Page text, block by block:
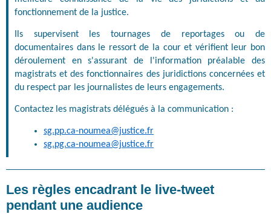
fonctionnement de la justice.
Ils supervisent les tournages de reportages ou de
documentaires dans le ressort de la cour et vérifient leur bon
déroulement en s'assurant de l'information préalable des
magistrats et des fonctionnaires des juridictions concernées et
du respect par les journalistes de leurs engagements.
Contactez les magistrats délégués à la communication :
sg.pp.ca-noumea@justice.fr
sg.pg.ca-noumea@justice.fr
Les règles encadrant le live-tweet
pendant une audience